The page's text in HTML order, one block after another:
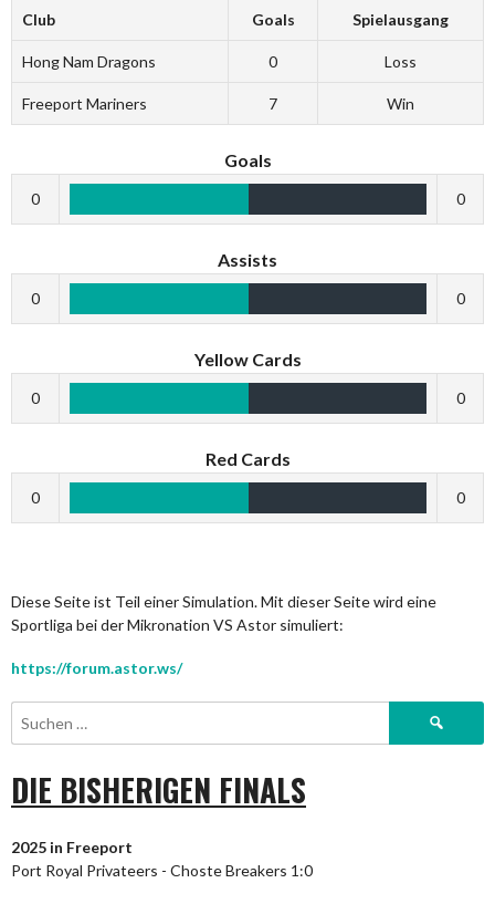
Club Goals Spielausgang
Hong Nam Dragons 0 Loss
Freeport Mariners 7 Win
Goals
0 0
Assists
0 0
Yellow Cards
0 0
Red Cards
0 0
Diese Seite ist Teil einer Simulation. Mit dieser Seite wird eine
Sportliga bei der Mikronation VS Astor simuliert:
https://forum.astor.ws/
Suchen
DIE BISHERIGEN FINALS
2025 in Freeport
Port Royal Privateers - Choste Breakers 1:0